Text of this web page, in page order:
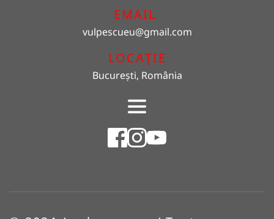
EMAIL
vulpescueu@gmail.com
LOCAȚIE
București, România